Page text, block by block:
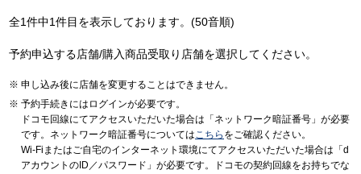
全1件中1件目を表示しております。(50音順)
予約申込する店舗/購入商品受取り店舗を選択してください。
申し込み後に店舗を変更することはできません。
予約手続きにはログインが必要です。
ドコモ回線にてアクセスいただいた場合は「ネットワーク暗証番号」が必要
です。ネットワーク暗証番号についてはこちら をご確認ください。
Wi-Fiまたはご自宅のインターネット環境にてアクセスいただいた場合は「d
アカウントのID／パスワード」が必要です。ドコモの契約回線をお持ちでな